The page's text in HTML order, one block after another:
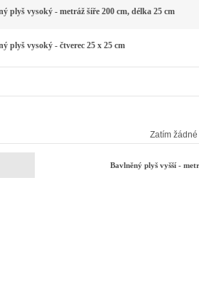
plyš vysoký - metráž šíře 200 cm, délka 25 cm
plyš vysoký - čtverec 25 x 25 cm
Zatím
Bavlněný plyš vyšší -